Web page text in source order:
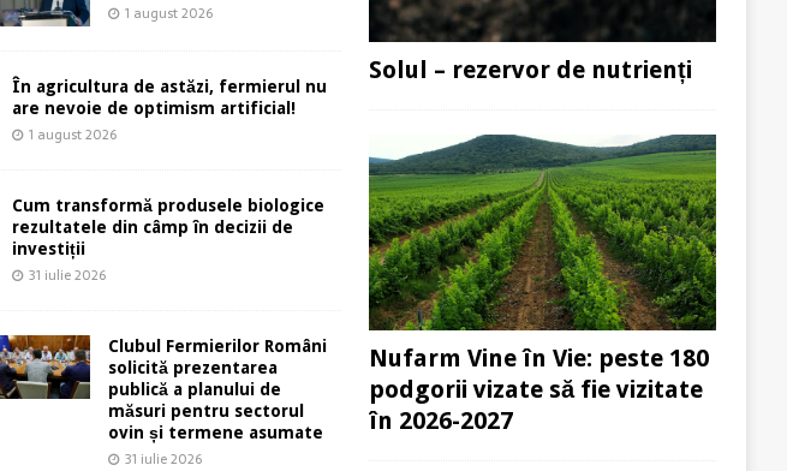
1 august 2026
În agricultura de astăzi, fermierul nu
are nevoie de optimism artificial!
1 august 2026
Cum transformă produsele biologice
rezultatele din câmp în decizii de
investiții
31 iulie 2026
Clubul Fermierilor Români
solicită prezentarea
publică a planului de
măsuri pentru sectorul
ovin și termene asumate
31 iulie 2026
Solul – rezervor de nutrienți
Nufarm Vine în Vie: peste 180
podgorii vizate să fie vizitate
în 2026-2027